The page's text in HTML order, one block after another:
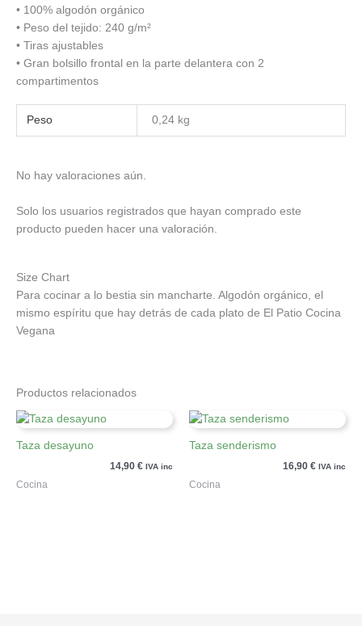
• 100% algodón orgánico
• Peso del tejido: 240 g/m²
• Tiras ajustables
• Gran bolsillo frontal en la parte delantera con 2
compartimentos
Peso 0,24 kg
No hay valoraciones aún.
Solo los usuarios registrados que hayan comprado este
producto pueden hacer una valoración.
Size Chart
Para cocinar a lo bestia sin mancharte. Algodón orgánico, el
mismo espíritu que hay detrás de cada plato de El Patio Cocina
Vegana
Productos relacionados
Taza desayuno
14,90 € IVA inc
Cocina
Taza senderismo
16,90 € IVA inc
Cocina